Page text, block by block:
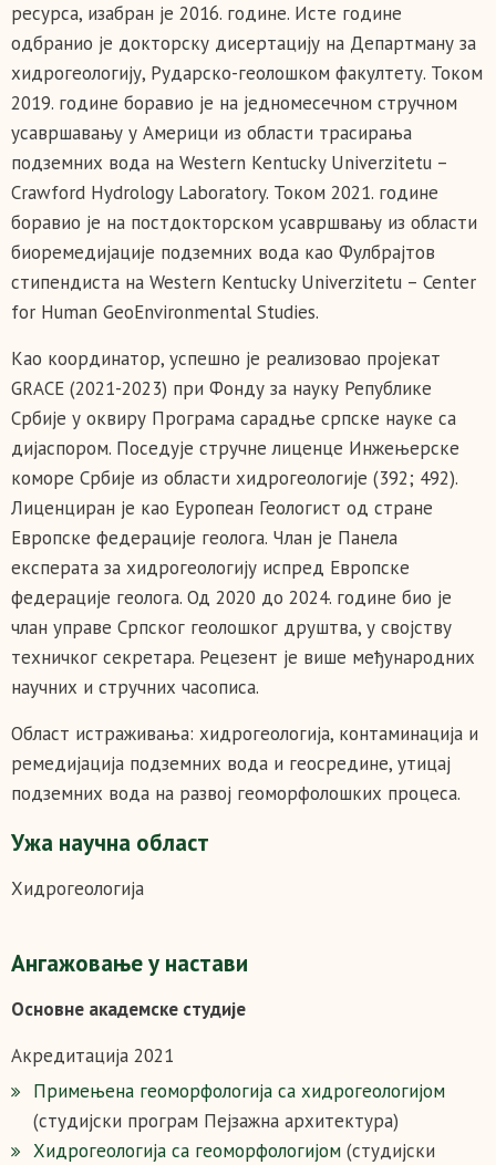
ресурса, изабран је 2016. године. Исте године
одбранио је докторску дисертацију на Департману за
хидрогеологију, Рударско-геолошком факултету. Током
2019. године боравио је на једномесечном стручном
усавршавању у Америци из области трасирања
подземних вода на Western Kentucky Univerzitetu –
Crawford Hydrology Laboratory. Током 2021. године
боравио је на постдокторском усавршвању из области
биоремедијације подземних вода као Фулбрајтов
стипендиста на Western Kentucky Univerzitetu – Center
for Human GeoEnvironmental Studies.
Као координатор, успешно је реализовао пројекат
GRACE (2021-2023) при Фонду за науку Републике
Србије у оквиру Програма сарадње српске науке са
дијаспором. Поседује стручне лиценце Инжењерске
коморе Србије из области хидрогеологије (392; 492).
Лиценциран је као Еуропеан Геологист од стране
Европске федерације геолога. Члан је Панела
експерата за хидрогеологију испред Европске
федерације геолога. Од 2020 до 2024. године био је
члан управе Српског геолошког друштва, у својству
техничког секретара. Рецезент је више међународних
научних и стручних часописа.
Област истраживања: хидрогеологија, контаминација и
ремедијација подземних вода и геосредине, утицај
подземних вода на развој геоморфолошких процеса.
Ужа научна област
Хидрогеологија
Ангажовање у настави
Основне академске студије
Акредитација 2021
Примењена геоморфологија са хидрогеологијом
(студијски програм Пејзажна архитектура)
Хидрогеологија са геоморфологијом (студијски